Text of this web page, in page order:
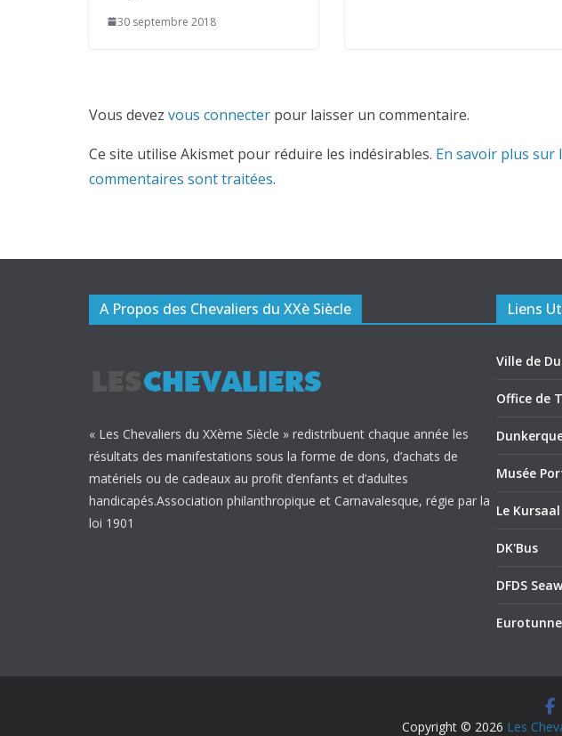
30 septembre 2018
Vous devez vous connecterpour laisser un commentaire.
Ce site utilise Akismet pour réduire les indésirables. En savoir plus sur
commentaires sont traitées.
A Propos des Chevaliers du XXè Siècle
« Les Chevaliers du XXème Siècle » redistribuent chaque année les
résultats des manifestations sous la forme de dons, d’achats de
matériels ou de cadeaux au profit d’enfants et d’adultes
handicapés.Association philanthropique et Carnavalesque, régie par la
loi 1901
Liens
Ville de
Office de
Musée
Le Kursaal
DK'Bus
DFDS
Copyright © 2026 Les